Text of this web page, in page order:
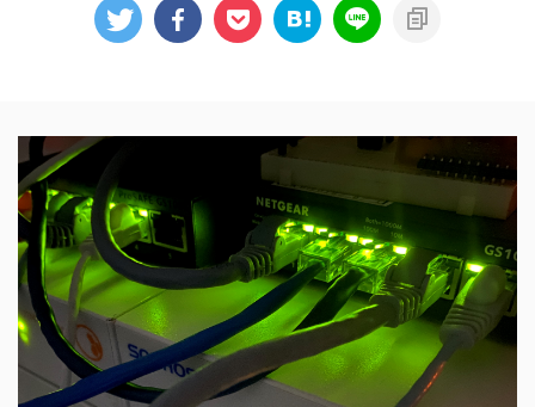
中に必要最低限のコインとかが入
るので丁度いい感じ。 とても ...
Thinkpad X1 Nanoあたりと ...